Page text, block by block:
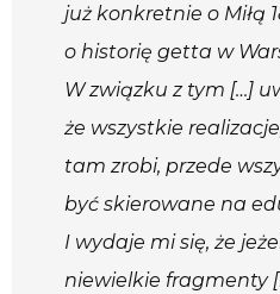
już konkretnie o Miłą
o historię getta w
W związku z tym […]
że wszystkie
tam zrobi, przede
być skierowane na
I wydaje mi się, że
niewielkie fragmenty